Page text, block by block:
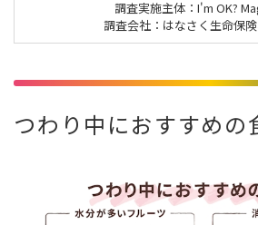
調査実施主体：I'm OK?
調査会社：はなさく生命保
つわり中におすすめの